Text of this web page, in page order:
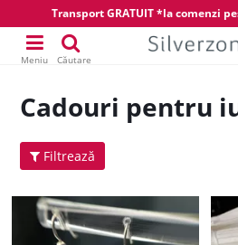
Transport GRATUIT *la comenzi
Meniu Căutare
Cadouri pentru
Filtrează